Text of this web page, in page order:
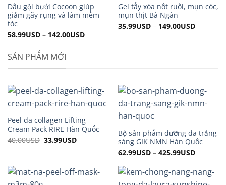
Dầu gội bưởi Cocoon giúp
giảm gãy rụng và làm mềm
tóc
58.99USD– 142.00USD
Gel tẩy xóa nốt ruồi, mụn cóc,
mụn thịt Bà Ngàn
35.99USD– 149.00USD
SẢN PHẨM MỚI
Peel da collagen Lifting
Cream Pack RIRE Hàn Quốc
40.00USD Original
33.99USDCurrent
Bộ sản phẩm dưỡng da trắng
sáng GIK NMN Hàn Quốc
62.99USD– 425.99USD